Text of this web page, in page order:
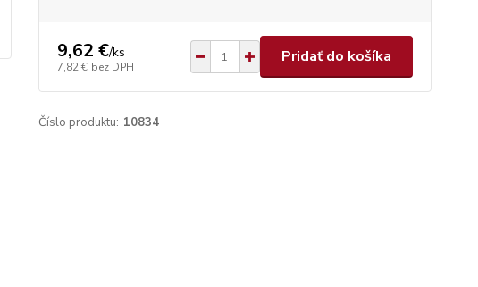
9,62 €/ks
7,82 € bez DPH
Pridať do košíka
Číslo produktu: 10834